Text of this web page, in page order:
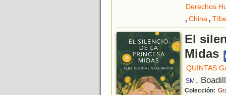
Derechos
, China,
El
Midas
QUINTAS
SM ,
Colección: